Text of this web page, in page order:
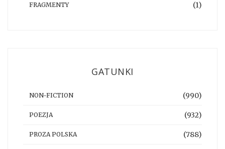
FRAGMENTY (1)
GATUNKI
NON-FICTION (990)
POEZJA (932)
PROZA POLSKA (788)